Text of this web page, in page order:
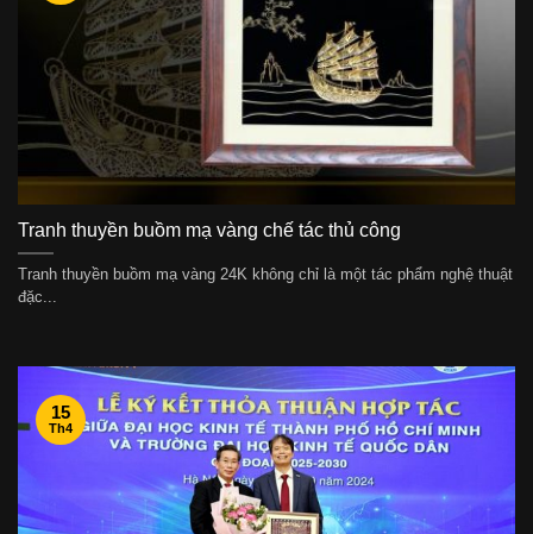
Tranh thuyền buồm mạ vàng chế tác thủ công
Tranh thuyền buồm mạ vàng 24K không chỉ là một tác phẩm nghệ thuật
đặc...
15
Th4